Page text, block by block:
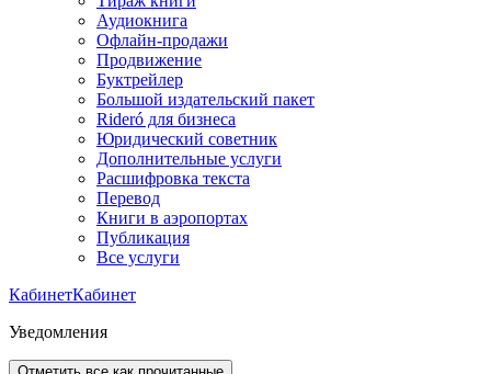
Аудиокнига
Офлайн-продажи
Продвижение
Буктрейлер
Большой издательский пакет
Rideró для бизнеса
Юридический советник
Дополнительные услуги
Расшифровка текста
Перевод
Книги в аэропортах
Публикация
Все услуги
КабинетКабинет
Уведомления